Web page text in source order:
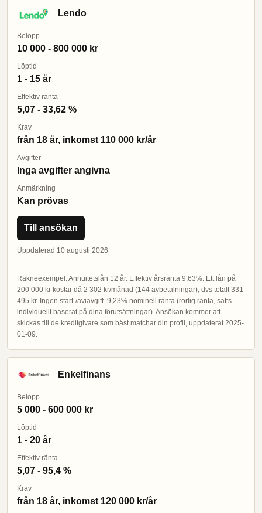
Lendo
Belopp
10 000 - 800 000 kr
Löptid
1 - 15 år
Effektiv ränta
5,07 - 33,62 %
Krav
från 18 år, inkomst 110 000 kr/år
Avgifter
Inga avgifter angivna
Anmärkning
Kan prövas
Till ansökan
Uppdaterad 10 augusti 2026
Räkneexempel: Annuitetslån 12 år. Effektiv årsränta 9,63%. Ett lån på
200 000 kr kostar då 2 302 kr/månad (144 avbetalningar), dvs totalt 331
495 kr. Ingen start-/aviavgift. 9,23% nominell ränta (rörlig ränta, sätts
individuellt baserat på dina förutsättningar). Ansökan kommer att
skickas till de kreditgivare som bäst matchar din profil, uppdaterat 2025-
01-09.
Enkelfinans
Belopp
5 000 - 600 000 kr
Löptid
1 - 20 år
Effektiv ränta
5,07 - 95,4 %
Krav
från 18 år, inkomst 120 000 kr/år